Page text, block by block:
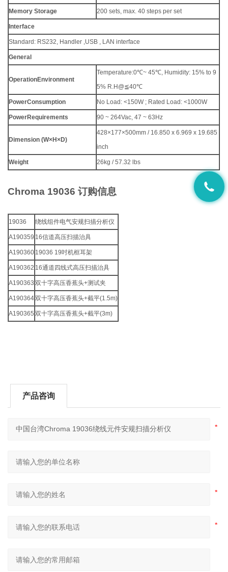
Memory Storage 200 sets, max. 40 steps per set
Interface
Standard: RS232, Handler ,USB , LAN interface
General
OperationEnvironment
Temperature:0℃~ 45℃, Humidity: 15% to 9
5% R.H@≦40℃
PowerConsumption No Load: <150W ; Rated Load: <1000W
PowerRequirements 90 ~ 264Vac, 47 ~ 63Hz
Dimension (W×H×D)
428×177×500mm / 16.850 x 6.969 x 19.685
inch
Weight 26kg / 57.32 lbs
Chroma 19036 订购信息
19036 绕线组件电气安规扫描分析仪
A190359 16信道高压扫描治具
A190360 19036 19吋机框耳架
A190362 16通道四线式高压扫描治具
A190363 双十字高压香蕉头+测试夹
A190364双十字高压香蕉头+截平(1.5m)
A190365 双十字高压香蕉头+截平(3m)
产品咨询